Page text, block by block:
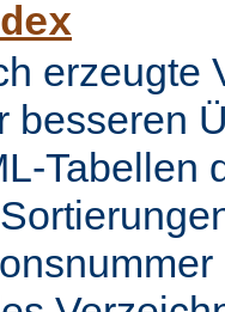
erzeugte
besseren
Tabellen